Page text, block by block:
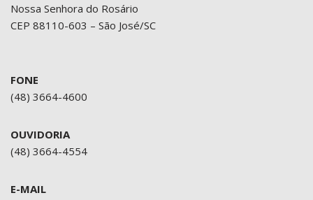
Nossa Senhora do Rosário
CEP 88110-603 – São José/SC
FONE
(48) 3664-4600
OUVIDORIA
(48) 3664-4554
E-MAIL